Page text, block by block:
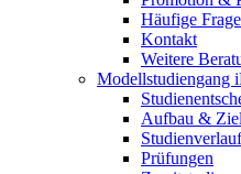
Häufige
Kontakt
Weitere
Aufbau &
Prüfungen